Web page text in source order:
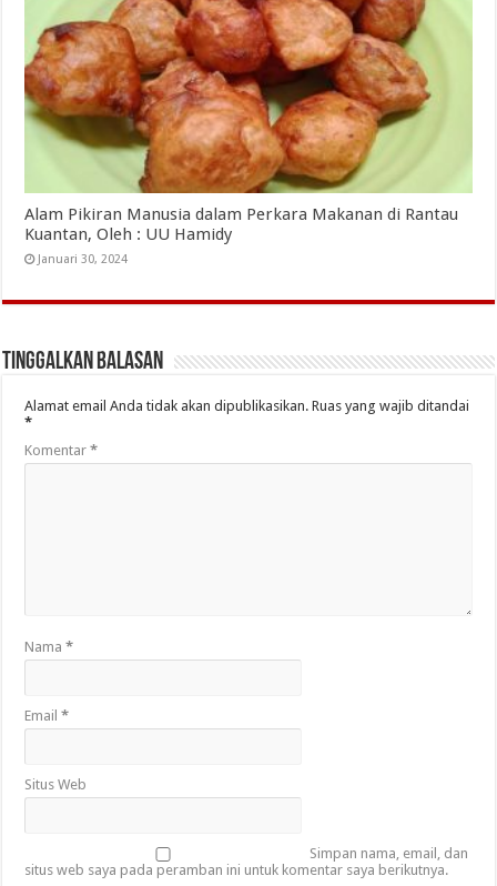
Alam Pikiran Manusia dalam Perkara Makanan di Rantau
Kuantan, Oleh : UU Hamidy
Januari 30, 2024
Tinggalkan Balasan
Alamat email Anda tidak akan dipublikasikan. Ruas yang wajib ditandai
*
Komentar*
Nama*
Email*
Situs Web
Simpan nama, email, dan
situs web saya pada peramban ini untuk komentar saya berikutnya.